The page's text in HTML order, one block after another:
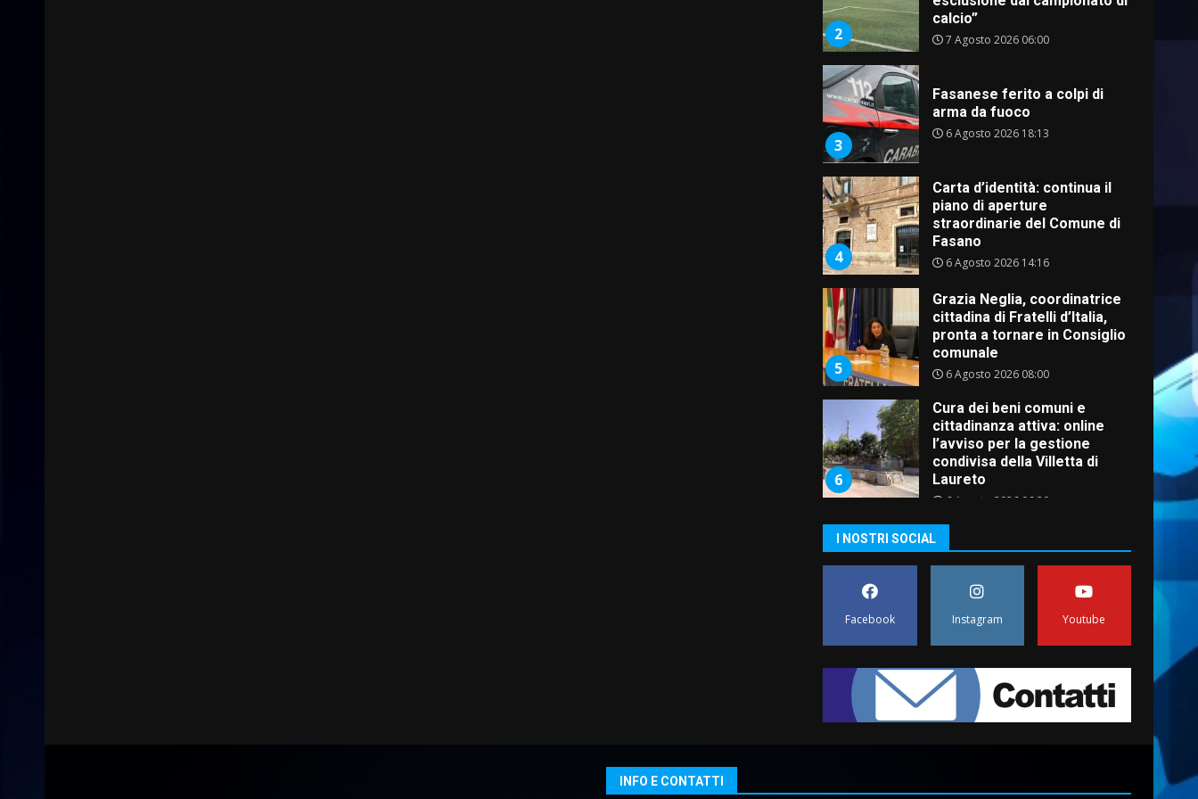
2
calcio”
7 Agosto 2026 06:00
3
Fasanese ferito a colpi di
arma da fuoco
6 Agosto 2026 18:13
4
Carta d’identità: continua il
piano di aperture
straordinarie del Comune di
Fasano
6 Agosto 2026 14:16
5
Grazia Neglia, coordinatrice
cittadina di Fratelli d’Italia,
pronta a tornare in Consiglio
comunale
6 Agosto 2026 08:00
6
Cura dei beni comuni e
cittadinanza attiva: online
l’avviso per la gestione
condivisa della Villetta di
Laureto
6 Agosto 2026 06:20
prima assoluta de “L’Albergo
Belvedere. Il rapimento”
6 Agosto 2026 06:15
appuntamento con “Fasano in
Banda”
7 Agosto 2026 06:05
I NOSTRI SOCIAL
Facebook Instagram Youtube
INFO E CONTATTI